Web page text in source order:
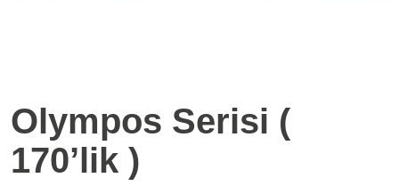
Olympos Serisi (
170’lik )